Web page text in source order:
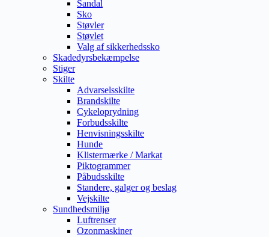
Sandal
Sko
Støvler
Støvlet
Valg af sikkerhedssko
Skadedyrsbekæmpelse
Stiger
Skilte
Advarselsskilte
Brandskilte
Cykeloprydning
Forbudsskilte
Henvisningsskilte
Hunde
Klistermærke / Markat
Piktogrammer
Påbudsskilte
Standere, galger og beslag
Vejskilte
Sundhedsmiljø
Luftrenser
Ozonmaskiner